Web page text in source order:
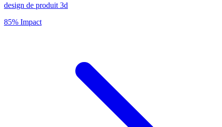
design de produit 3d
85% Impact